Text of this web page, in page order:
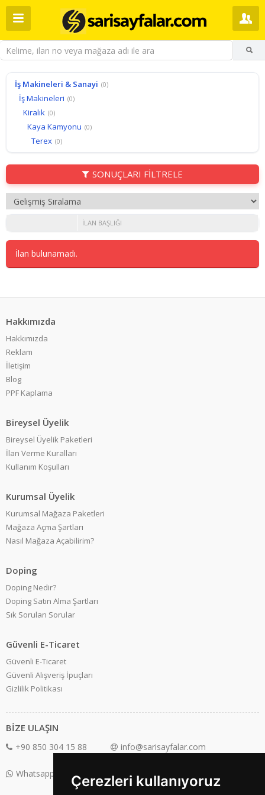
Çerezleri kullanıyoruz
İş Makineleri & Sanayi (0)
İş Makineleri (0)
Kiralık (0)
Kaya Kamyonu (0)
Terex (0)
SONUÇLARI FİLTRELE
İLAN BAŞLIĞI
İlan bulunamadı.
Hakkımızda
Hakkımızda
Reklam
İletişim
Blog
PPF Kaplama
Bireysel Üyelik
Bireysel Üyelik Paketleri
İlan Verme Kuralları
Kullanım Koşulları
Kurumsal Üyelik
Kurumsal Mağaza Paketleri
Mağaza Açma Şartları
Nasıl Mağaza Açabilirim?
Doping
Doping Nedir?
Doping Satın Alma Şartları
Sık Sorulan Sorular
Güvenli E-Ticaret
Güvenli E-Ticaret
Güvenli Alışveriş İpuçları
Gizlilik Politikası
BİZE ULAŞIN
+90 850 304 15 88 info@sarisayfalar.com
Whatsapp Destek: +90 850 304 15 88